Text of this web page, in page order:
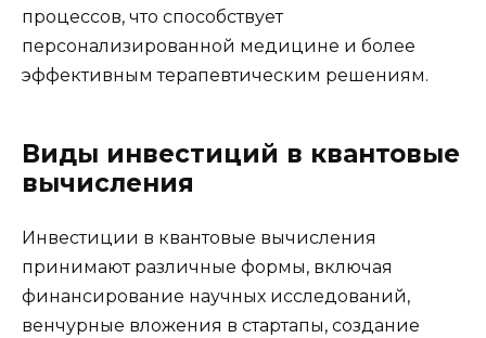
процессов, что способствует
персонализированной медицине и более
эффективным терапевтическим решениям.
Виды инвестиций в квантовые
вычисления
Инвестиции в квантовые вычисления
принимают различные формы, включая
финансирование научных исследований,
венчурные вложения в стартапы, создание